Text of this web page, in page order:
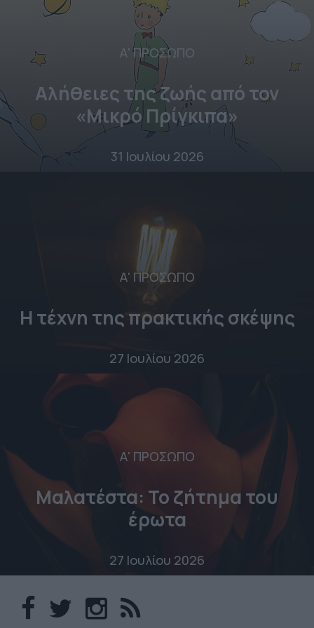
Α' ΠΡΟΣΩΠΟ
Αλήθειες της ζωής από τον
«Μικρό Πρίγκιπα»
31 Ιουλίου 2026
Α' ΠΡΟΣΩΠΟ
Η τέχνη της πρακτικής σκέψης
27 Ιουλίου 2026
Α' ΠΡΟΣΩΠΟ
Μαλατέστα: Το ζήτημα του
έρωτα
27 Ιουλίου 2026